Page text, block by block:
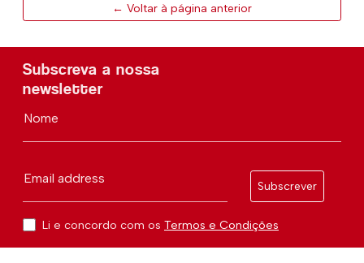
← Voltar à página anterior
Subscreva a nossa
newsletter
Nome
Email address
Subscrever
Li e concordo com os Termos e Condições